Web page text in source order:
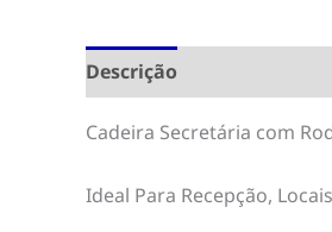
Descrição
Cadeira Secretária com
Ideal Para Recepção,